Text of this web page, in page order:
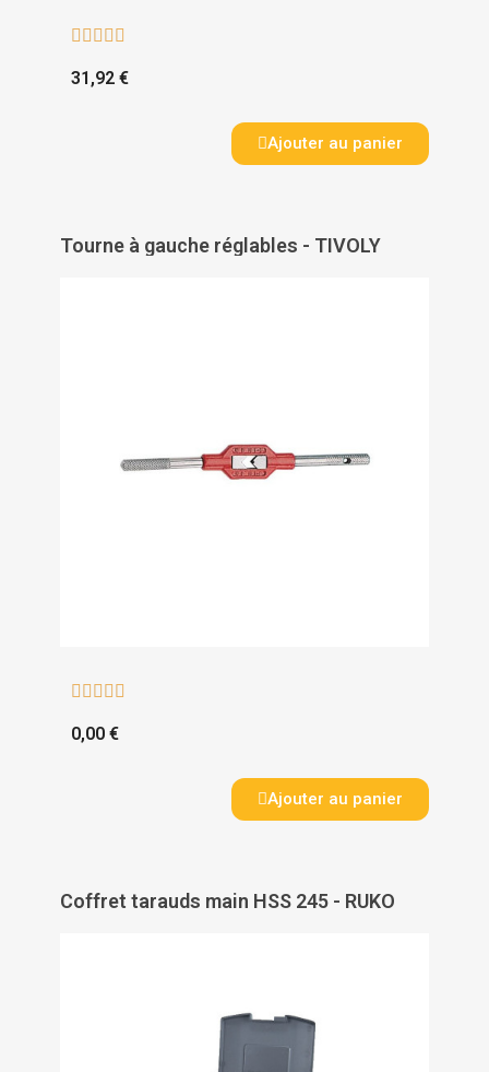
    
31,92 €
Ajouter au panier
Tourne à gauche réglables - TIVOLY
    
0,00 €
Ajouter au panier
Coffret tarauds main HSS 245 - RUKO